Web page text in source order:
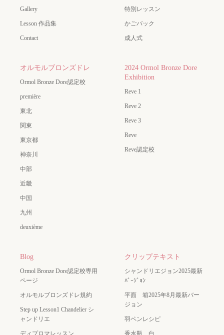
Gallery
Lesson 作品集
Contact
特別レッスン
かごバック
成人式
オルモルブロンズドレ
Ormol Bronze Dore認定校
première
東北
関東
東京都
神奈川
中部
近畿
中国
九州
deuxième
2024 Ormol Bronze Dore
Exhibition
Reve 1
Reve 2
Reve 3
Reve
Reve認定校
Blog
Ormol Bronze Dore認定校専用
ページ
オルモルブロンズドレ規約
Step up Lesson1 Chandelier シ
ャンドリエ
ディプロマレッスン
クリップテキスト
シャンドリエジョン2025最新
ﾊﾞｰｼﾞｮﾝ
平面 箱2025年8月最新バー
ジョン
羽ペンレシピ
香水瓶 白